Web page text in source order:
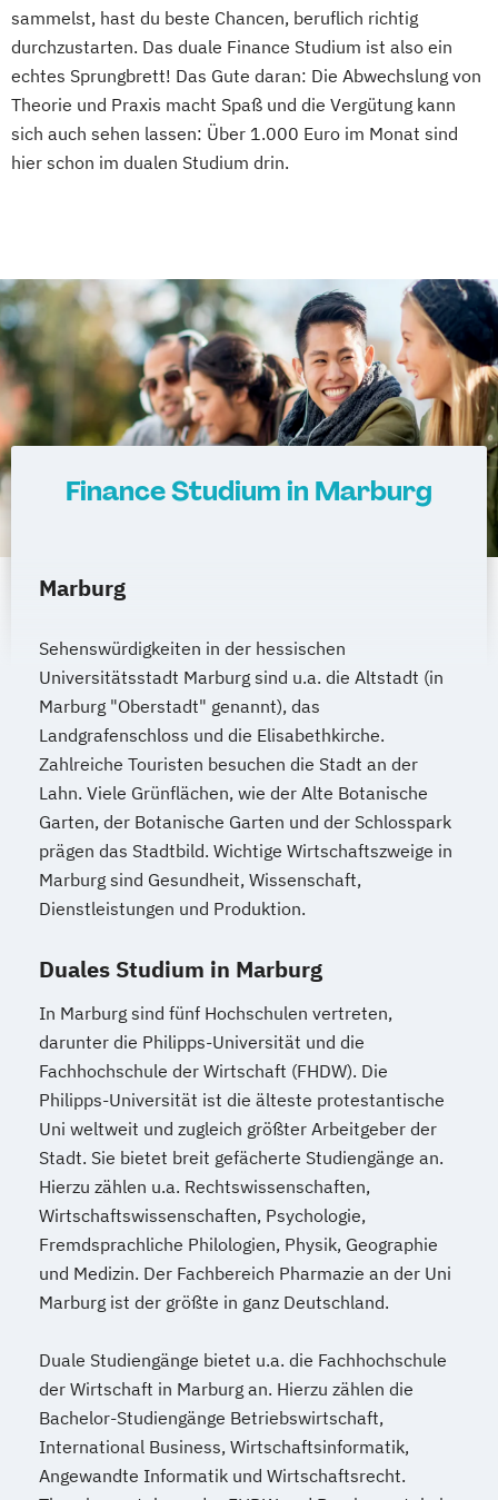
sammelst, hast du beste Chancen, beruflich richtig
durchzustarten. Das duale Finance Studium ist also ein
echtes Sprungbrett! Das Gute daran: Die Abwechslung von
Theorie und Praxis macht Spaß und die Vergütung kann
sich auch sehen lassen: Über 1.000 Euro im Monat sind
hier schon im dualen Studium drin.
Finance Studium in Marburg
Marburg
Sehenswürdigkeiten in der hessischen
Universitätsstadt Marburg sind u.a. die Altstadt (in
Marburg "Oberstadt" genannt), das
Landgrafenschloss und die Elisabethkirche.
Zahlreiche Touristen besuchen die Stadt an der
Lahn. Viele Grünflächen, wie der Alte Botanische
Garten, der Botanische Garten und der Schlosspark
prägen das Stadtbild. Wichtige Wirtschaftszweige in
Marburg sind Gesundheit, Wissenschaft,
Dienstleistungen und Produktion.
Duales Studium in Marburg
In Marburg sind fünf Hochschulen vertreten,
darunter die Philipps-Universität und die
Fachhochschule der Wirtschaft (FHDW). Die
Philipps-Universität ist die älteste protestantische
Uni weltweit und zugleich größter Arbeitgeber der
Stadt. Sie bietet breit gefächerte Studiengänge an.
Hierzu zählen u.a. Rechtswissenschaften,
Wirtschaftswissenschaften, Psychologie,
Fremdsprachliche Philologien, Physik, Geographie
und Medizin. Der Fachbereich Pharmazie an der Uni
Marburg ist der größte in ganz Deutschland.
Duale Studiengänge bietet u.a. die Fachhochschule
der Wirtschaft in Marburg an. Hierzu zählen die
Bachelor-Studiengänge Betriebswirtschaft,
International Business, Wirtschaftsinformatik,
Angewandte Informatik und Wirtschaftsrecht.